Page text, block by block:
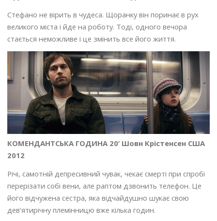
Стефано не вірить в чудеса. Щоранку він поринає в рух
великого міста і йде на роботу. Тоді, одного вечора
стається неможливе і це змінить все його життя.
КОМЕНДАНТСЬКА ГОДИНА 20’ Шовн Крістенсен США
2012
Річі, самотній депресивний чувак, чекає смерті при спробі
перерізати собі вени, але раптом дзвонить телефон. Це
його відчужена сестра, яка відчайдушно шукає свою
дев’ятирічну племінницю вже кілька годин.